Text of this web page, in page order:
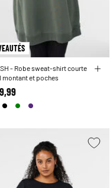
- Robe sweat-shirt courte
montant et poches